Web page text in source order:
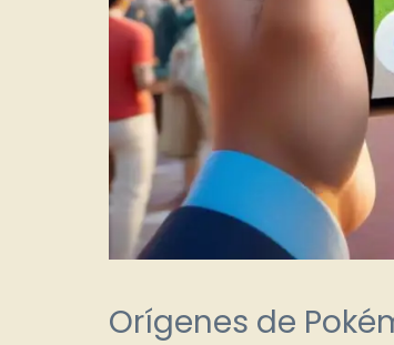
Orígenes de